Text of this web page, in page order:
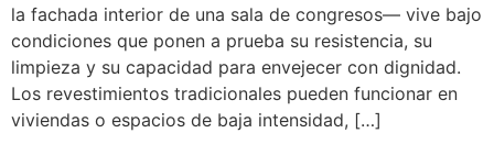
la fachada interior de una sala de congresos— vive bajo
condiciones que ponen a prueba su resistencia, su
limpieza y su capacidad para envejecer con dignidad.
Los revestimientos tradicionales pueden funcionar en
viviendas o espacios de baja intensidad, […]